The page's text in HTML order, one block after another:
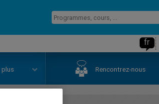
fr
plus Rencontrez-nous